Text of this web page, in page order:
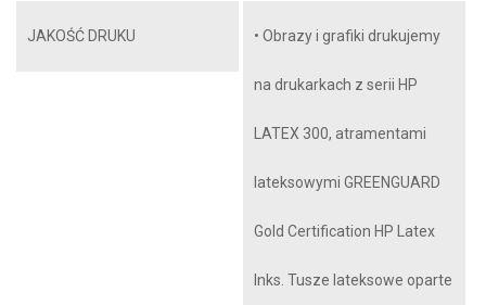
JAKOŚĆ DRUKU • Obrazy i grafiki drukujemy
na drukarkach z serii HP
LATEX 300, atramentami
lateksowymi GREENGUARD
Gold Certification HP Latex
Inks. Tusze lateksowe oparte